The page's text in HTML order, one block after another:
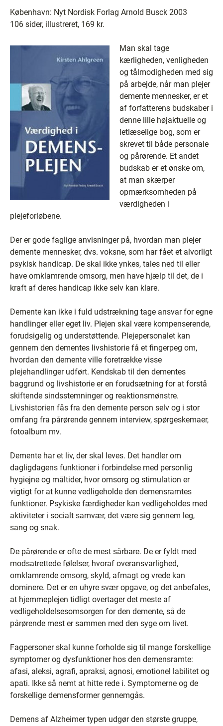
København: Nyt Nordisk Forlag Arnold Busck 2003
106 sider, illustreret, 169 kr.
Man skal tage
kærligheden, venligheden
og tålmodigheden med sig
på arbejde, når man plejer
demente mennesker, er et
af forfatterens budskaber i
denne lille højaktuelle og
letlæselige bog, som er
skrevet til både personale
og pårørende. Et andet
budskab er et ønske om,
at man skærper
opmærksomheden på
værdigheden i
plejeforløbene.
Der er gode faglige anvisninger på, hvordan man plejer
demente mennesker, dvs. voksne, som har fået et alvorligt
psykisk handicap. De skal ikke ynkes, tales ned til eller
have omklamrende omsorg, men have hjælp til det, de i
kraft af deres handicap ikke selv kan klare.
Demente kan ikke i fuld udstrækning tage ansvar for egne
handlinger eller eget liv. Plejen skal være kompenserende,
forudsigelig og understøttende. Plejepersonalet kan
gennem den dementes livshistorie få et fingerpeg om,
hvordan den demente ville foretrække visse
plejehandlinger udført. Kendskab til den dementes
baggrund og livshistorie er en forudsætning for at forstå
skiftende sindsstemninger og reaktionsmønstre.
Livshistorien fås fra den demente person selv og i stor
omfang fra pårørende gennem interview, spørgeskemaer,
fotoalbum mv.
Demente har et liv, der skal leves. Det handler om
dagligdagens funktioner i forbindelse med personlig
hygiejne og måltider, hvor omsorg og stimulation er
vigtigt for at kunne vedligeholde den demensramtes
funktioner. Psykiske færdigheder kan vedligeholdes med
aktiviteter i socialt samvær, det være sig gennem leg,
sang og snak.
De pårørende er ofte de mest sårbare. De er fyldt med
modsatrettede følelser, hvoraf overansvarlighed,
omklamrende omsorg, skyld, afmagt og vrede kan
dominere. Det er en uhyre svær opgave, og det anbefales,
at hjemmeplejen tidligt overtager det meste af
vedligeholdelsesomsorgen for den demente, så de
pårørende mest er sammen med den syge om livet.
Fagpersoner skal kunne forholde sig til mange forskellige
symptomer og dysfunktioner hos den demensramte:
afasi, aleksi, agrafi, apraksi, agnosi, emotionel labilitet og
apati. Ikke så nemt at hitte rede i. Symptomerne og de
forskellige demensformer gennemgås.
Demens af Alzheimer typen udgør den største gruppe,